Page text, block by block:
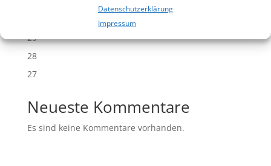
Datenschutzerklärung
Impressum
29
28
27
Neueste Kommentare
Es sind keine Kommentare vorhanden.